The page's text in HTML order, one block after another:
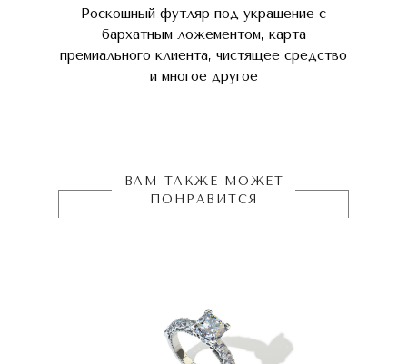
Роскошный футляр под украшение с
бархатным ложементом, карта
премиального клиента, чистящее средство
и многое другое
ВАМ ТАКЖЕ МОЖЕТ
ПОНРАВИТСЯ